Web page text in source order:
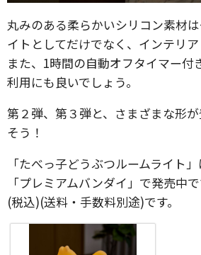
丸みのある柔らかいシリコン素材
イトとしてだけでなく、インテリア
また、1時間の自動オフタイマー付
利用にも良いでしょう。
第２弾、第３弾と、さまざまな形
そう！
「たべっ子どうぶつルームライト
「プレミアムバンダイ」で発売中
(税込)(送料・手数料別途)です。